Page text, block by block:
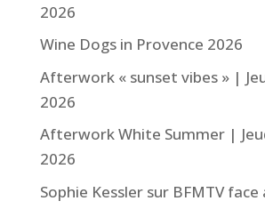
2026
Wine Dogs in Provence 2026
Afterwork « sunset vibes » |
2026
Afterwork White Summer |
2026
Sophie Kessler sur BFMTV